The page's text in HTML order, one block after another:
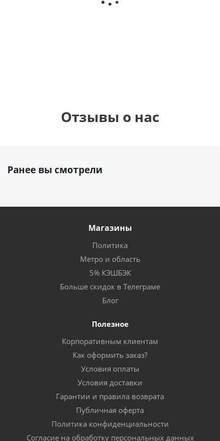
фольгированный
Отзывы о нас
Ранее вы смотрели
Магазины
Политика
Метро и область
5% КЭШБЭК
Больше скидок в Телеграме
Блог
Полезное
Корпоративным клиентам
Как оформить заказ?
Условия оплаты
Условия доставки
Гарантии и правила возврата
Публичная оферта
Политика конфиденциальности
Согласие на обработку персональных данных